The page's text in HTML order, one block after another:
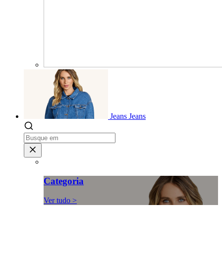
Jeans Jeans
Categoria
Ver tudo >